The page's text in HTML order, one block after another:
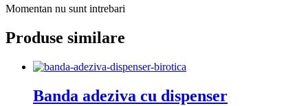
Momentan nu sunt intrebari
Produse similare
Banda adeziva cu dispenser